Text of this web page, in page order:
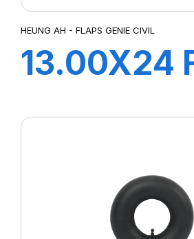
HEUNG AH - FLAPS GENIE CIVIL
13.00X24